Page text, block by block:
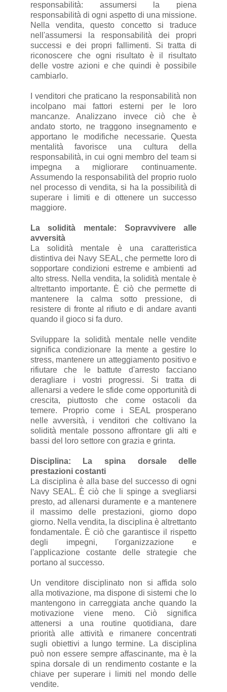
responsabilità: assumersi la piena
responsabilità di ogni aspetto di una missione.
Nella vendita, questo concetto si traduce
nell'assumersi la responsabilità dei propri
successi e dei propri fallimenti. Si tratta di
riconoscere che ogni risultato è il risultato
delle vostre azioni e che quindi è possibile
cambiarlo.
I venditori che praticano la responsabilità non
incolpano mai fattori esterni per le loro
mancanze. Analizzano invece ciò che è
andato storto, ne traggono insegnamento e
apportano le modifiche necessarie. Questa
mentalità favorisce una cultura della
responsabilità, in cui ogni membro del team si
impegna a migliorare continuamente.
Assumendo la responsabilità del proprio ruolo
nel processo di vendita, si ha la possibilità di
superare i limiti e di ottenere un successo
maggiore.
La solidità mentale: Sopravvivere alle
avversità
La solidità mentale è una caratteristica
distintiva dei Navy SEAL, che permette loro di
sopportare condizioni estreme e ambienti ad
alto stress. Nella vendita, la solidità mentale è
altrettanto importante. È ciò che permette di
mantenere la calma sotto pressione, di
resistere di fronte al rifiuto e di andare avanti
quando il gioco si fa duro.
Sviluppare la solidità mentale nelle vendite
significa condizionare la mente a gestire lo
stress, mantenere un atteggiamento positivo e
rifiutare che le battute d'arresto facciano
deragliare i vostri progressi. Si tratta di
allenarsi a vedere le sfide come opportunità di
crescita, piuttosto che come ostacoli da
temere. Proprio come i SEAL prosperano
nelle avversità, i venditori che coltivano la
solidità mentale possono affrontare gli alti e
bassi del loro settore con grazia e grinta.
Disciplina: La spina dorsale delle
prestazioni costanti
La disciplina è alla base del successo di ogni
Navy SEAL. È ciò che li spinge a svegliarsi
presto, ad allenarsi duramente e a mantenere
il massimo delle prestazioni, giorno dopo
giorno. Nella vendita, la disciplina è altrettanto
fondamentale. È ciò che garantisce il rispetto
degli impegni, l'organizzazione e
l'applicazione costante delle strategie che
portano al successo.
Un venditore disciplinato non si affida solo
alla motivazione, ma dispone di sistemi che lo
mantengono in carreggiata anche quando la
motivazione viene meno. Ciò significa
attenersi a una routine quotidiana, dare
priorità alle attività e rimanere concentrati
sugli obiettivi a lungo termine. La disciplina
può non essere sempre affascinante, ma è la
spina dorsale di un rendimento costante e la
chiave per superare i limiti nel mondo delle
vendite.